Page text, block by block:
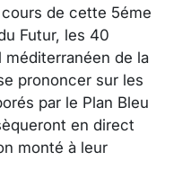
de cette 5éme
Futur, les 40
de la
prononcer sur les
par le Plan Bleu
en direct
monté à leur